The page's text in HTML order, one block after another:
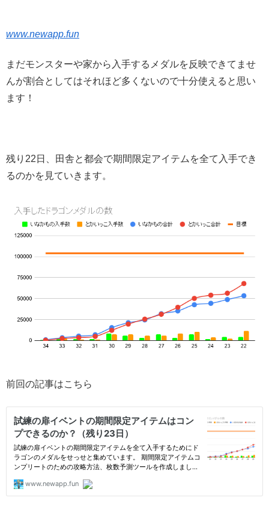
www.newapp.fun
まだモンスターや家から入手するメダルを反映できてませ
んが割合としてはそれほど多くないので十分使えると思い
ます！
残り22日、田舎と都会で期間限定アイテムを全て入手でき
るのかを見ていきます。
前回の記事はこちら